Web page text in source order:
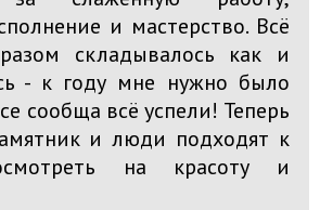
и мастерство. Всё
складывалось как и
- к году мне нужно было
сообща всё успели! Теперь
и люди подходят к
на красоту и